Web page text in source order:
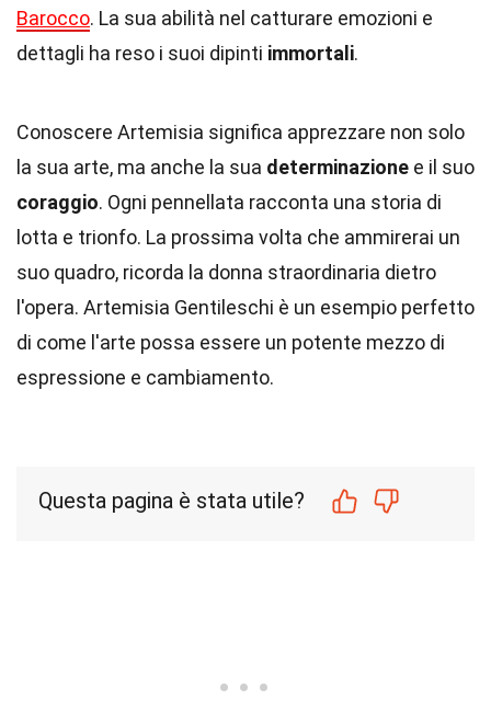
Barocco. La sua abilità nel catturare emozioni e
dettagli ha reso i suoi dipinti immortali.
Conoscere Artemisia significa apprezzare non solo
la sua arte, ma anche la sua determinazione e il suo
coraggio. Ogni pennellata racconta una storia di
lotta e trionfo. La prossima volta che ammirerai un
suo quadro, ricorda la donna straordinaria dietro
l'opera. Artemisia Gentileschi è un esempio perfetto
di come l'arte possa essere un potente mezzo di
espressione e cambiamento.
Questa pagina è stata utile?